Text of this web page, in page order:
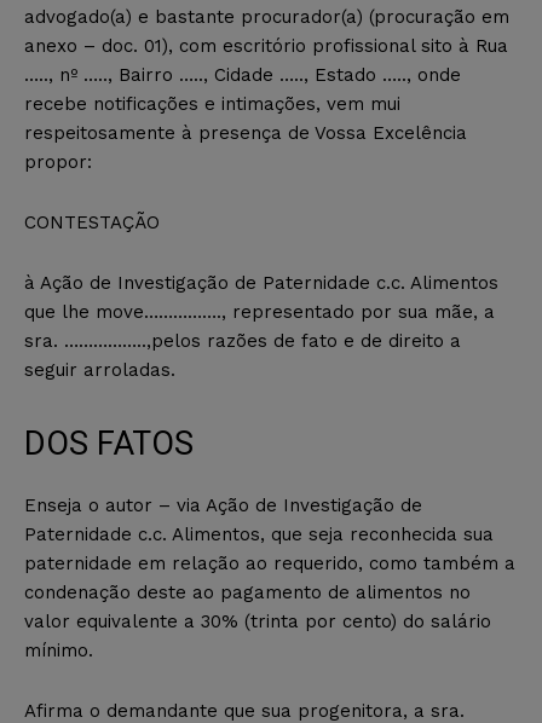
advogado(a) e bastante procurador(a) (procuração em
anexo – doc. 01), com escritório profissional sito à Rua
….., nº ….., Bairro ….., Cidade ….., Estado ….., onde
recebe notificações e intimações, vem mui
respeitosamente à presença de Vossa Excelência
propor:
CONTESTAÇÃO
à Ação de Investigação de Paternidade c.c. Alimentos
que lhe move……………., representado por sua mãe, a
sra. ……………..,pelos razões de fato e de direito a
seguir arroladas.
DOS FATOS
Enseja o autor – via Ação de Investigação de
Paternidade c.c. Alimentos, que seja reconhecida sua
paternidade em relação ao requerido, como também a
condenação deste ao pagamento de alimentos no
valor equivalente a 30% (trinta por cento) do salário
mínimo.
Afirma o demandante que sua progenitora, a sra.